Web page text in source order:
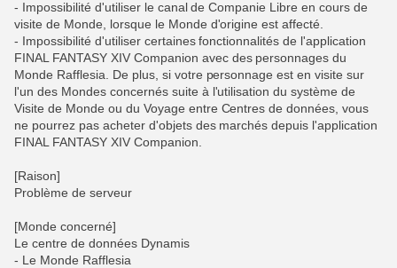
- Impossibilité d'utiliser le canal de Companie Libre en cours de
visite de Monde, lorsque le Monde d'origine est affecté.
- Impossibilité d'utiliser certaines fonctionnalités de l'application
FINAL FANTASY XIV Companion avec des personnages du
Monde Rafflesia. De plus, si votre personnage est en visite sur
l'un des Mondes concernés suite à l'utilisation du système de
Visite de Monde ou du Voyage entre Centres de données, vous
ne pourrez pas acheter d'objets des marchés depuis l'application
FINAL FANTASY XIV Companion.
[Raison]
Problème de serveur
[Monde concerné]
Le centre de données Dynamis
- Le Monde Rafflesia